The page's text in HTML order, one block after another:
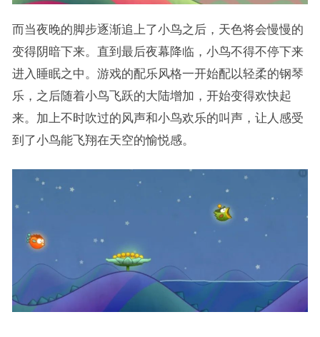
而当夜晚的脚步逐渐追上了小鸟之后，天色将会慢慢的
变得阴暗下来。直到最后夜幕降临，小鸟不得不停下来
进入睡眠之中。游戏的配乐风格一开始配以轻柔的钢琴
乐，之后随着小鸟飞跃的大陆增加，开始变得欢快起
来。加上不时吹过的风声和小鸟欢乐的叫声，让人感受
到了小鸟能飞翔在天空的愉悦感。